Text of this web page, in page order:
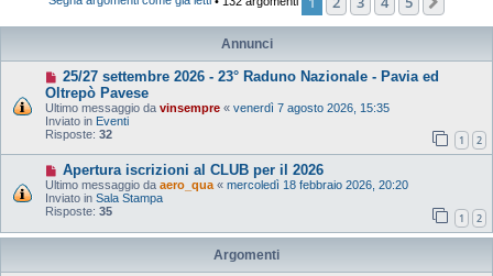
Annunci
25/27 settembre 2026 - 23° Raduno Nazionale - Pavia ed
Oltrepò Pavese
Ultimo messaggio da vinsempre « venerdì 7 agosto 2026, 15:35
Inviato in Eventi
Risposte: 32 1 2
Apertura iscrizioni al CLUB per il 2026
Ultimo messaggio da aero_qua « mercoledì 18 febbraio 2026, 20:20
Inviato in Sala Stampa
Risposte: 35 1 2
Argomenti